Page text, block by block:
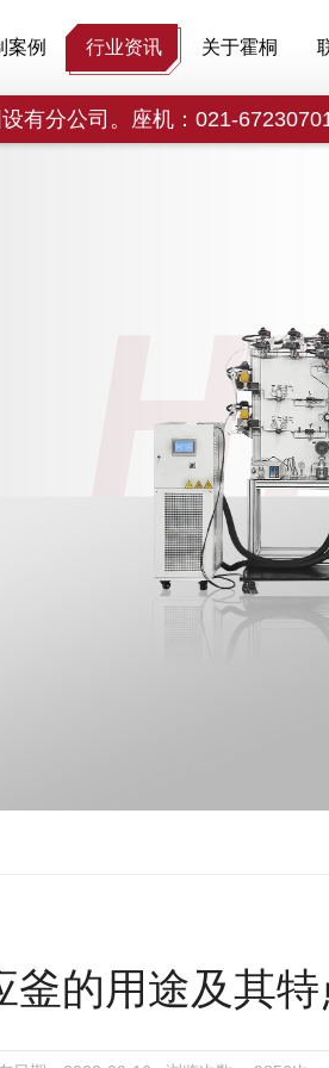
案例 行业资讯 关于霍桐
有分公司。座机：021-
釜的用途及其